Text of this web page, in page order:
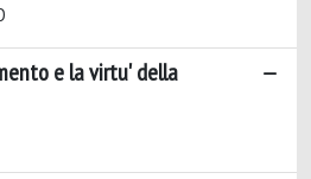
e la virtu' della